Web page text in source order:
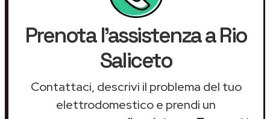
Prenota l'assistenza a Rio
Saliceto
Contattaci, descrivi il problema del tuo
elettrodomestico e prendi un